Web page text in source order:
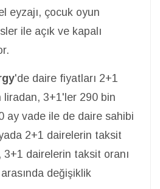
eyzajı, çocuk oyun
ile açık ve kapalı
'de daire fiyatları 2+1
liradan, 3+1'ler 290 bin
ay vade ile de daire sahibi
2+1 dairelerin taksit
3+1 dairelerin taksit oranı
değişiklik